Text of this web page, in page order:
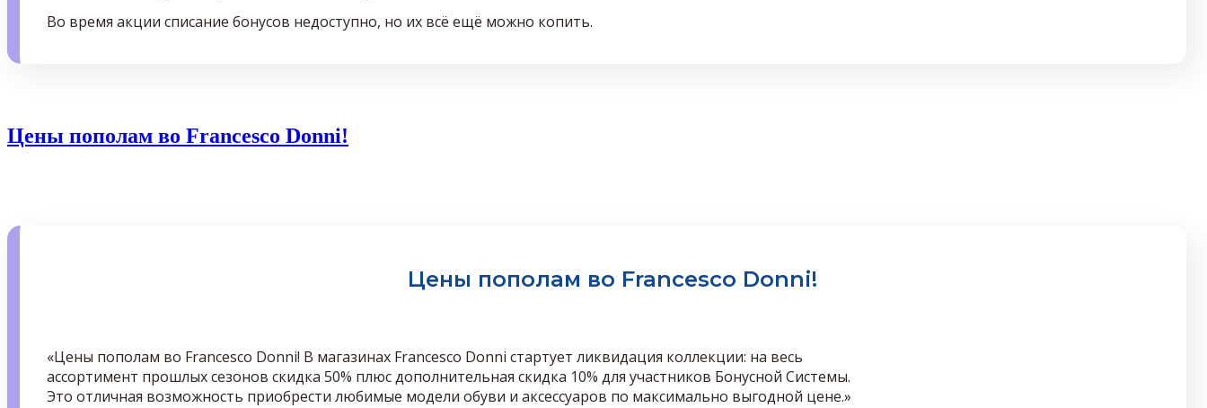
Во время акции списание бонусов недоступно, но их всё ещё можно копить.
Цены пополам во Francesco Donni!
Цены пополам во Francesco Donni!
«Цены пополам во Francesco Donni! В магазинах Francesco Donni стартует ликвидация коллекции: на весь
ассортимент прошлых сезонов скидка 50% плюс дополнительная скидка 10% для участников Бонусной Системы.
Это отличная возможность приобрести любимые модели обуви и аксессуаров по максимально выгодной цене.»